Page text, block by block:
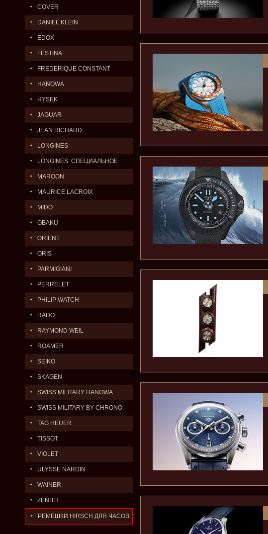
COVER
DANIEL KLEIN
EDOX
FESTINA
FREDERIQUE CONSTANT
HANOWA
HYSEK
JAGUAR
JEAN RICHARD
LONGINES
LONGINES. СПЕЦИАЛЬНОЕ
ПРЕДЛОЖЕНИЕ.
MAROON
MAURICE LACROIX
MIDO
OBAKU
ORIENT
ORIS
PARMIGIANI
PERRELET
PHILIP WATCH
RADO
RAYMOND WEIL
ROAMER
SEIKO
SKAGEN
SWISS MILITARY HANOWA
SWISS MILITARY BY CHRONO
TAG HEUER
TISSOT
VIOLET
ULYSSE NARDIN
WAINER
ZENITH
РЕМЕШКИ HIRSCH ДЛЯ ЧАСОВ